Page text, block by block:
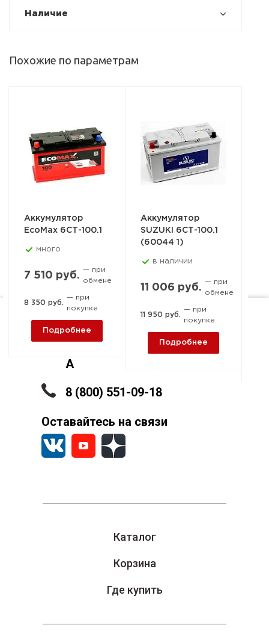
Наличие
Похожие по параметрам
Аккумулятор
EcoMax 6СТ-100.1
много
7 510 руб.
— при
обмене
8 350 руб.
— при
покупке
Подробнее
Аккумулятор
SUZUKI 6СТ-100.1
(60044 1)
в наличии
11 006 руб.
— при
обмене
11 950 руб.
— при
покупке
Подробнее
8
Каталог
Корзина
Где купить
Ростов-на-Дону, пер. 1-й
Машиностроительный, 15-
А
8 (800) 551-09-18
Оставайтесь на связи